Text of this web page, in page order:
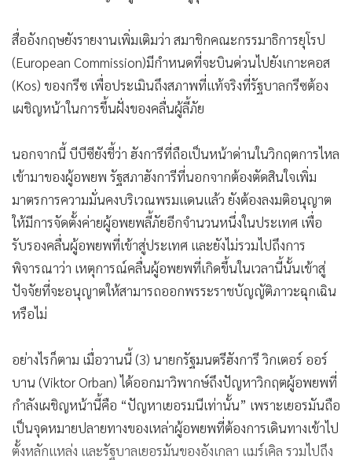
สื่ออังกฤษยังรายงานเพิ่มเติมว่า สมาชิกคณะกรรมาธิการยุโรป
(European Commission)มีกำหนดที่จะบินด่วนไปยังเกาะคอส
(Kos) ของกรีซ เพื่อประเมินถึงสภาพที่แท้จริงที่รัฐบาลกรีซต้อง
เผชิญหน้าในการขึ้นฝั่งของคลื่นผู้ลี้ภัย
นอกจากนี้ บีบีซียังชี้ว่า ฮังการีที่ถือเป็นหน้าด่านในวิกฤตการไหล
เข้ามาของผู้อพยพ รัฐสภาฮังการีที่นอกจากต้องตัดสินใจเพิ่ม
มาตรการความมั่นคงบริเวณพรมแดนแล้ว ยังต้องลงมติอนุญาต
ให้มีการจัดตั้งค่ายผู้อพยพลี้ภัยอีกจำนวนหนึ่งในประเทศ เพื่อ
รับรองคลื่นผู้อพยพที่เข้าสู่ประเทศ และยังไม่รวมไปถึงการ
พิจารณาว่า เหตุการณ์คลื่นผู้อพยพที่เกิดขึ้นในเวลานี้นั้นเข้าสู่
ปัจจัยที่จะอนุญาตให้สามารถออกพรระราชบัญญัติภาวะฉุกเฉิน
หรือไม่
อย่างไรก็ตาม เมื่อวานนี้ (3) นายกรัฐมนตรีฮังการี วิกเตอร์ ออร์
บาน (Viktor Orban) ได้ออกมาวิพากษ์ถึงปัญหาวิกฤตผู้อพยพที่
กำลังเผชิญหน้านี้คือ “ปัญหาเยอรมนีเท่านั้น” เพราะเยอรมันถือ
เป็นจุดหมายปลายทางของเหล่าผู้อพยพที่ต้องการเดินทางเข้าไป
ตั้งหลักแหล่ง และรัฐบาลเยอรมันของอังเกลา แมร์เคิล รวมไปถึง